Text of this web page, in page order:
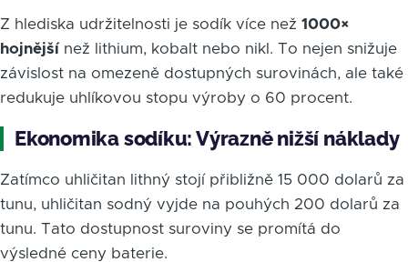
Z hlediska udržitelnosti je sodík více než 1000×
hojnější než lithium, kobalt nebo nikl. To nejen snižuje
závislost na omezeně dostupných surovinách, ale také
redukuje uhlíkovou stopu výroby o 60 procent.
Ekonomika sodíku: Výrazně nižší náklady
Zatímco uhličitan lithný stojí přibližně 15 000 dolarů za
tunu, uhličitan sodný vyjde na pouhých 200 dolarů za
tunu. Tato dostupnost suroviny se promítá do
výsledné ceny baterie.